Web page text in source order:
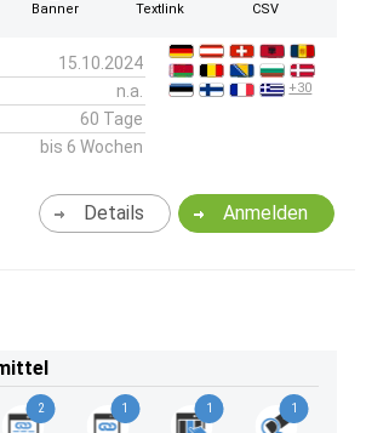
Banner Textlink CSV
15.10.2024
n.a.
60 Tage
bis 6 Wochen
+30
Anmelden
Details
2 1 1 1